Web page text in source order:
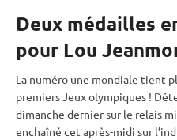
Deux médailles
pour Lou
La numéro une mondiale tient
premiersJeux olympiques !
dimanche dernier sur le relais
enchaîné cet après-midi sur l’